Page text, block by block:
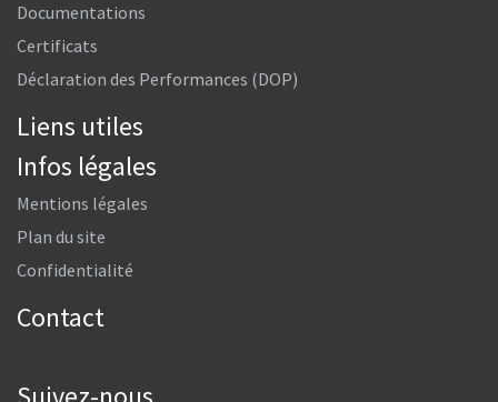
Documentations
Certificats
Déclaration des Performances (DOP)
Liens utiles
Infos légales
Mentions légales
Plan du site
Confidentialité
Contact